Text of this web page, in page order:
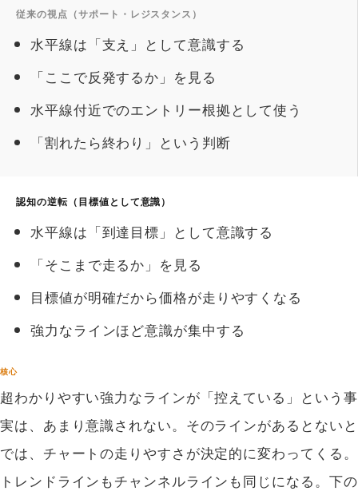
従来の視点（サポート・レジスタンス）
水平線は「支え」として意識する
「ここで反発するか」を見る
水平線付近でのエントリー根拠として使う
「割れたら終わり」という判断
認知の逆転（目標値として意識）
水平線は「到達目標」として意識する
「そこまで走るか」を見る
目標値が明確だから価格が走りやすくなる
強力なラインほど意識が集中する
核心
超わかりやすい強力なラインが「控えている」という事
実は、あまり意識されない。そのラインがあるとないと
では、チャートの走りやすさが決定的に変わってくる。
トレンドラインもチャンネルラインも同じになる。下の